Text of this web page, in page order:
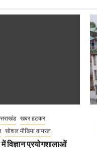
खबर हटकर
सोशल मीडिया वायरल
विज्ञान प्रयोगशालाओं